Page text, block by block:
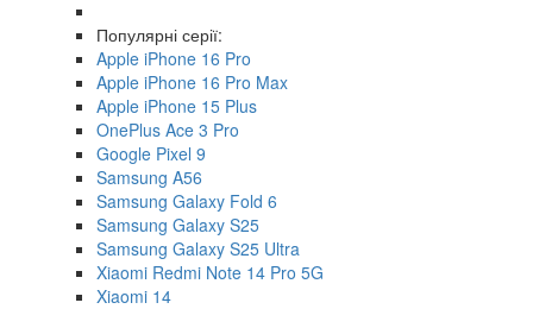
Популярні серії:
Apple iPhone 16 Pro
Apple iPhone 16 Pro Max
Apple iPhone 15 Plus
OnePlus Ace 3 Pro
Google Pixel 9
Samsung A56
Samsung Galaxy Fold 6
Samsung Galaxy S25
Samsung Galaxy S25 Ultra
Xiaomi Redmi Note 14 Pro 5G
Xiaomi 14